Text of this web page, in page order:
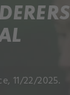
11/22/2025.